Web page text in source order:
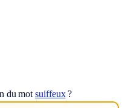
du motsuiffeux?